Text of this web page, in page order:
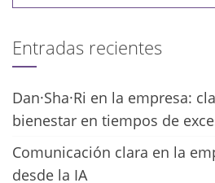
Entradas recientes
Dan·Sha·Ri en la empresa:
bienestar en tiempos de
Comunicación clara en la
desde la IA